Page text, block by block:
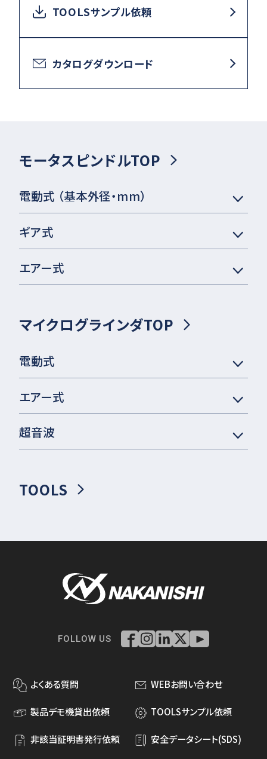
TOOLSサンプル依頼
カタログダウンロード
モータスピンドルTOP
電動式 （基本外径・mm）
ギア式
エアー式
マイクログラインダTOP
電動式
エアー式
超音波
TOOLS
FOLLOW US
よくある質問 WEBお問い合わせ
製品デモ機貸出依頼 TOOLSサンプル依頼
非該当証明書発行依頼 安全データシート(SDS)